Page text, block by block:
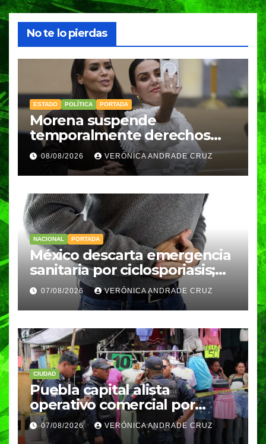
No te lo pierdas
ESTADO POLÍTICA PORTADA
Morena suspende
temporalmente derechos
partidarios de Nayeli Salvatori
y Graciela Palomares
08/08/2026 VERÓNICA ANDRADE CRUZ
NACIONAL PORTADA
México descarta emergencia
sanitaria por ciclosporiasis;
reportan 33 casos en dos
meses
07/08/2026 VERÓNICA ANDRADE CRUZ
CIUDAD
Puebla capital alista
operativo comercial por
fiestas patrias y regreso a
clases
07/08/2026 VERÓNICA ANDRADE CRUZ